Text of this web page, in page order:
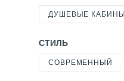
ДУШЕВЫЕ КАБИНЫ
СТИЛЬ
СОВРЕМЕННЫЙ